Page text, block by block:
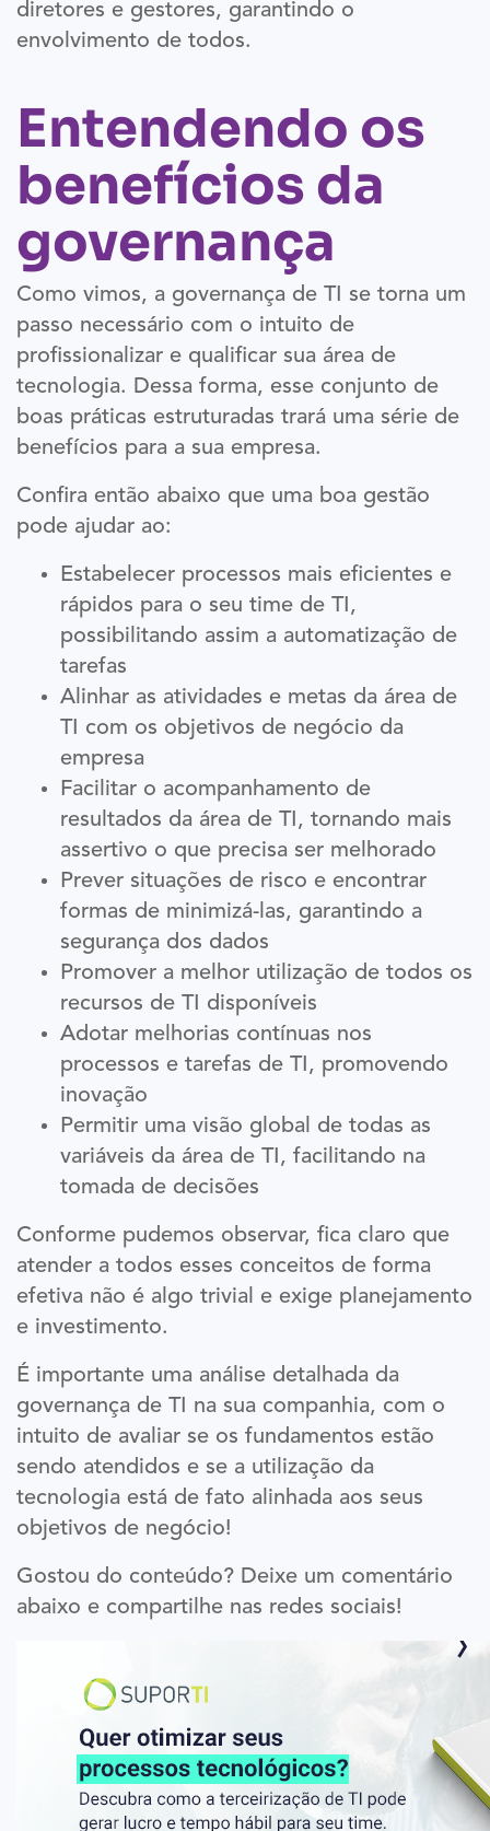
diretores e gestores, garantindo o
envolvimento de todos.
Entendendo os
benefícios da
governança
Como vimos, a governança de TI se torna um
passo necessário com o intuito de
profissionalizar e qualificar sua área de
tecnologia. Dessa forma, esse conjunto de
boas práticas estruturadas trará uma série de
benefícios para a sua empresa.
Confira então abaixo que uma boa gestão
pode ajudar ao:
Estabelecer processos mais eficientes e
rápidos para o seu time de TI,
possibilitando assim a automatização de
tarefas
Alinhar as atividades e metas da área de
TI com os objetivos de negócio da
empresa
Facilitar o acompanhamento de
resultados da área de TI, tornando mais
assertivo o que precisa ser melhorado
Prever situações de risco e encontrar
formas de minimizá-las, garantindo a
segurança dos dados
Promover a melhor utilização de todos os
recursos de TI disponíveis
Adotar melhorias contínuas nos
processos e tarefas de TI, promovendo
inovação
Permitir uma visão global de todas as
variáveis da área de TI, facilitando na
tomada de decisões
Conforme pudemos observar, fica claro que
atender a todos esses conceitos de forma
efetiva não é algo trivial e exige planejamento
e investimento.
É importante uma análise detalhada da
governança de TI na sua companhia, com o
intuito de avaliar se os fundamentos estão
sendo atendidos e se a utilização da
tecnologia está de fato alinhada aos seus
objetivos de negócio!
Gostou do conteúdo? Deixe um comentário
abaixo e compartilhe nas redes sociais!